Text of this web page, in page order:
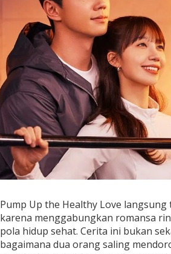
Pump Up the Healthy Love
karena menggabungkan romansa
pola hidup sehat. Cerita ini bukan
bagaimana dua orang saling